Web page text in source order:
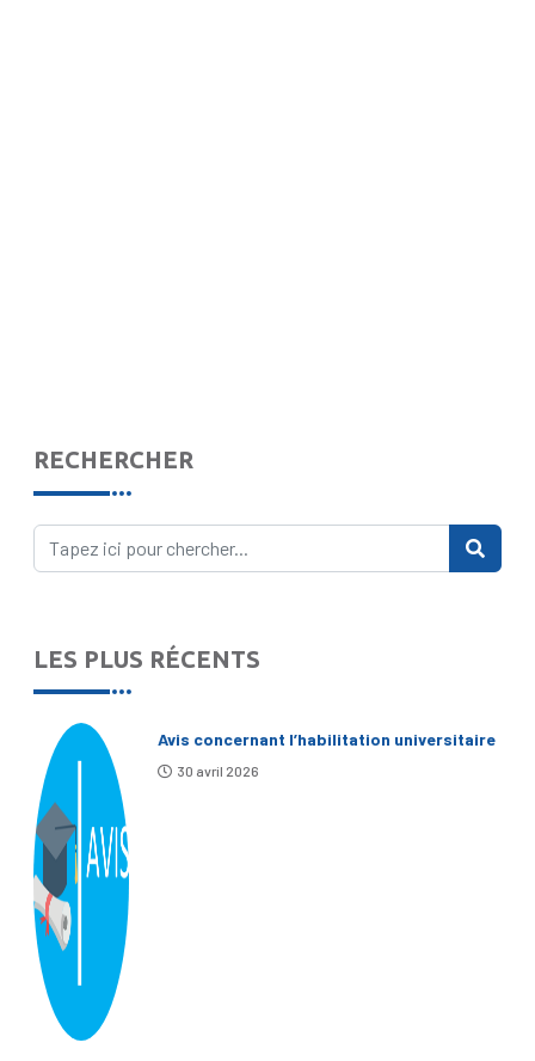
RECHERCHER
LES PLUS RÉCENTS
Avis concernant l’habilitation universitaire
30 avril 2026